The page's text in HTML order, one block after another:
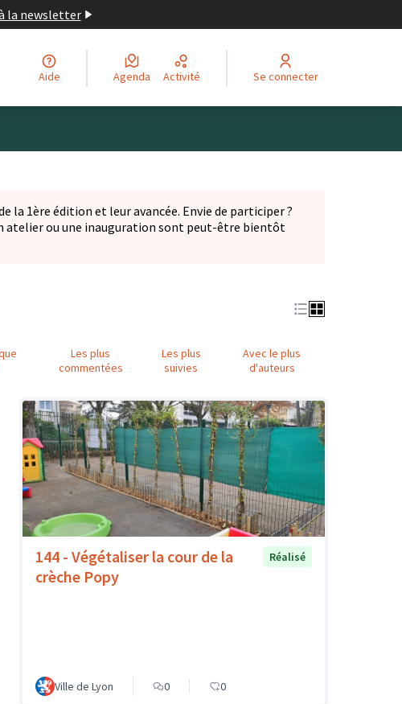
la newsletter
Aide Agenda Activité Se connecter
la 1ère édition et leur avancée. Envie de participer ?
onglet)
atelier ou une inauguration sont peut-être bientôt
Les plus
commentées
Les plus
suivies
Avec le plus
d'auteurs
144 - Végétaliser la cour de la
crèche Popy
Réalisé
Ville de Lyon 0 0